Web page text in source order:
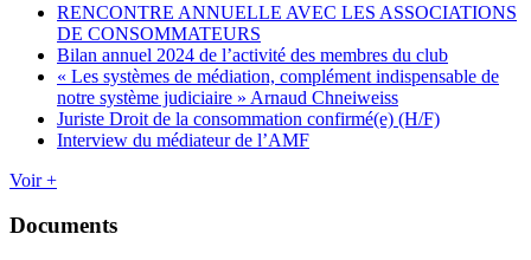
RENCONTRE ANNUELLE AVEC LES ASSOCIATIONS
DE CONSOMMATEURS
Bilan annuel 2024 de l’activité des membres du club
« Les systèmes de médiation, complément indispensable de
notre système judiciaire » Arnaud Chneiweiss
Juriste Droit de la consommation confirmé(e) (H/F)
Interview du médiateur de l’AMF
Voir +
Documents